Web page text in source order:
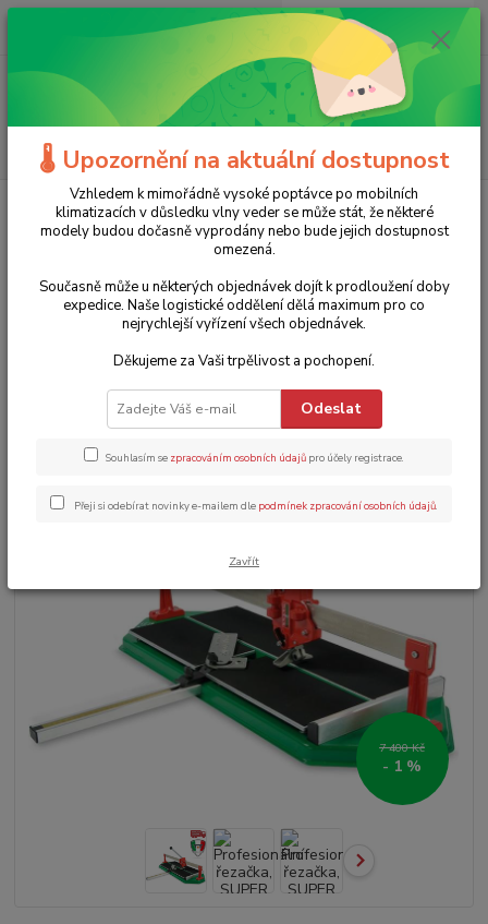
(Po-Ne, 8-20 hod.)
ks
0 Kč
Stavební nářadí Řezačky obkladů
Profesionální řezačka,
SUPER PRO 450, Battipav, SP450
Profesionální řezačka, SUPER
PRO 450, Battipav, SP450
7 400 Kč
- 1 %
🌡️ Upozornění na aktuální dostupnost
Vzhledem k mimořádně vysoké poptávce po mobilních
klimatizacích v důsledku vlny veder se může stát, že některé
modely budou dočasně vyprodány nebo bude jejich dostupnost
omezená.
Současně může u některých objednávek dojít k prodloužení doby
expedice. Naše logistické oddělení dělá maximum pro co
nejrychlejší vyřízení všech objednávek.
Děkujeme za Vaši trpělivost a pochopení.
Odeslat
Souhlasím se zpracováním osobních údajů pro účely registrace.
Přeji si odebírat novinky e-mailem dle podmínek zpracování osobních údajů
Zavřít